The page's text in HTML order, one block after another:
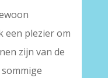
een plezier om
zijn van de